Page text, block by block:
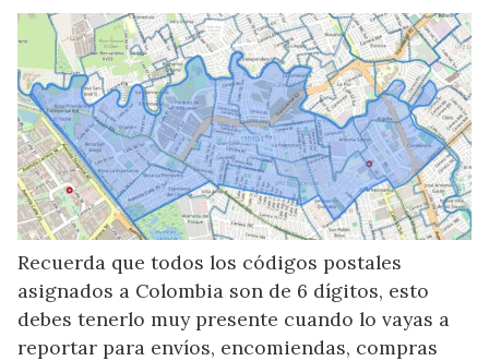
Recuerda que todos los códigos postales
asignados a Colombia son de 6 dígitos, esto
debes tenerlo muy presente cuando lo vayas a
reportar para envíos, encomiendas, compras